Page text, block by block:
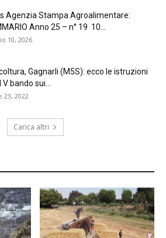
Agenzia Stampa Agroalimentare:
Anno 25 – n° 19 10...
10, 2026
Gagnarli (M5S): ecco le istruzioni
V bando sui...
23, 2022
Carica altri